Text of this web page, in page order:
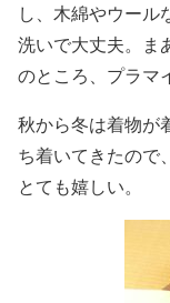
し、木綿やウール
洗いで大丈夫。ま
のところ、プラマ
秋から冬は着物が
ち着いてきたので
とても嬉しい。